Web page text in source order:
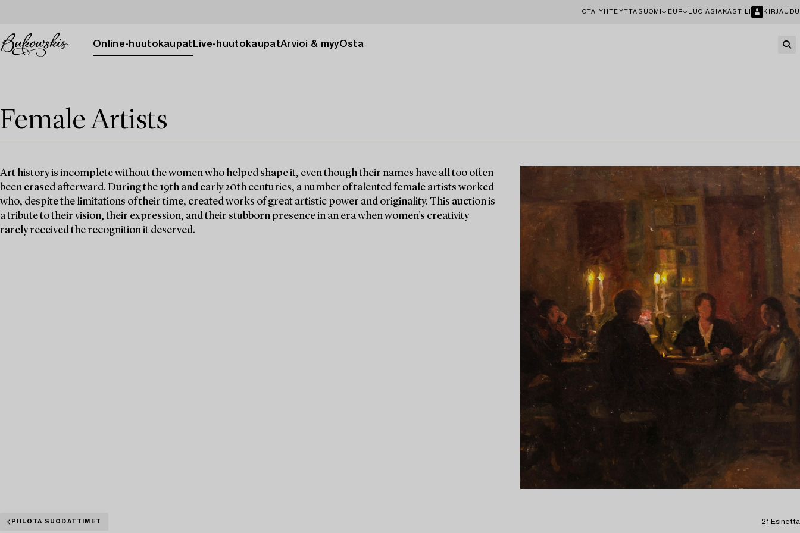
OTA YHTEYTTÄ SUOMI EUR LUO ASIAKASTILI KIRJAUDU
Online-huutokaupat Live-huutokaupatArvioi & myyOsta
Female Artists
Art history is incomplete without the women who helped shape it, even though their names have all too often
been erased afterward. During the 19th and early 20th centuries, a number of talented female artists worked
who, despite the limitations of their time, created works of great artistic power and originality. This auction is
a tribute to their vision, their expression, and their stubborn presence in an era when women's creativity
rarely received the recognition it deserved.
PIILOTA SUODATTIMET 21 Esinettä